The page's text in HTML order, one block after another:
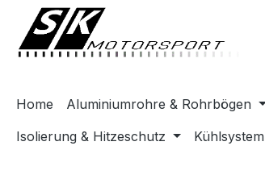
Zur Hauptnavigation springen
Home Aluminiumrohre & Rohrbögen
Isolierung & Hitzeschutz
Kühlsystem